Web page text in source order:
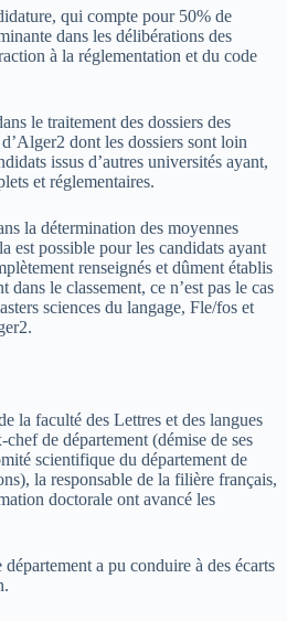
qui compte pour 50% de
dans les délibérations des
à la réglementation et du code
le traitement des dossiers des
dont les dossiers sont loin
issus d’autres universités ayant,
et réglementaires.
la détermination des moyennes
est possible pour les candidats ayant
renseignés et dûment établis
dans le classement, ce n’est pas le cas
sciences du langage, Fle/fos et
la faculté des Lettres et des langues
de département (démise de ses
scientifique du département de
la responsable de la filière français,
doctorale ont avancé les
a pu conduire à des écarts